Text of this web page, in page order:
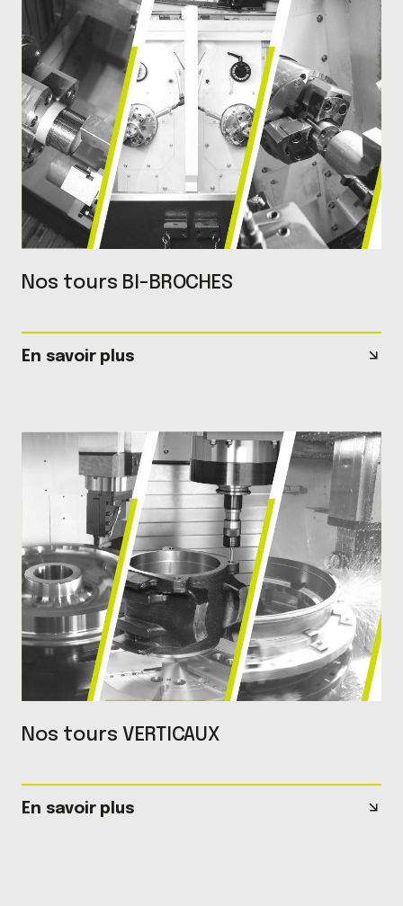
Nos tours BI-BROCHES
En savoir plus
Nos tours VERTICAUX
En savoir plus